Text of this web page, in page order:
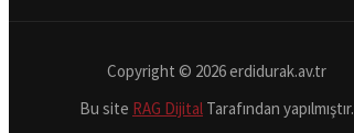
Copyright © 2026 erdidurak.av.tr
Bu site RAG Dijital Tarafından yapılmıştır.